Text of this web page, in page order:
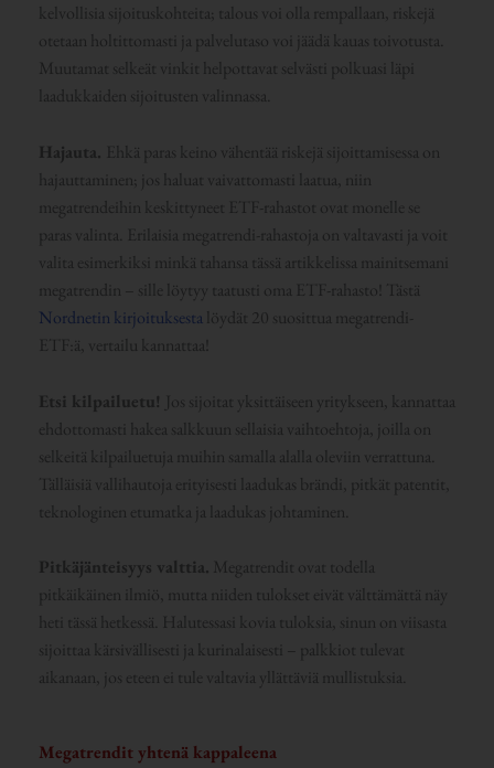
kelvollisia sijoituskohteita; talous voi olla rempallaan, riskejä
otetaan holtittomasti ja palvelutaso voi jäädä kauas toivotusta.
Muutamat selkeät vinkit helpottavat selvästi polkuasi läpi
laadukkaiden sijoitusten valinnassa.
Hajauta. Ehkä paras keino vähentää riskejä sijoittamisessa on
hajauttaminen; jos haluat vaivattomasti laatua, niin
megatrendeihin keskittyneet ETF-rahastot ovat monelle se
paras valinta. Erilaisia megatrendi-rahastoja on valtavasti ja voit
valita esimerkiksi minkä tahansa tässä artikkelissa mainitsemani
megatrendin – sille löytyy taatusti oma ETF-rahasto! Tästä
Nordnetin kirjoituksestalöydät 20 suosittua megatrendi-
ETF:ä, vertailu kannattaa!
Etsi kilpailuetu! Jos sijoitat yksittäiseen yritykseen, kannattaa
ehdottomasti hakea salkkuun sellaisia vaihtoehtoja, joilla on
selkeitä kilpailuetuja muihin samalla alalla oleviin verrattuna.
Tälläisiä vallihautoja erityisesti laadukas brändi, pitkät patentit,
teknologinen etumatka ja laadukas johtaminen.
Pitkäjänteisyys valttia. Megatrendit ovat todella
pitkäikäinen ilmiö, mutta niiden tulokset eivät välttämättä näy
heti tässä hetkessä. Halutessasi kovia tuloksia, sinun on viisasta
sijoittaa kärsivällisesti ja kurinalaisesti – palkkiot tulevat
aikanaan, jos eteen ei tule valtavia yllättäviä mullistuksia.
Megatrendit yhtenä kappaleena